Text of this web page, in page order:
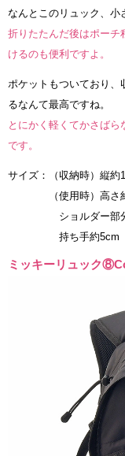
なんとこのリュック、小
折りたたんだ後はポーチ
けるのも便利ですよ。
ポケットもついており、
るなんて最高ですね。
とにかく軽くてかさば
です。
サイズ：（収納時）縦
（使用時）高さ約
ショルダー部分約
持ち手約5cm
ミッキーリュック